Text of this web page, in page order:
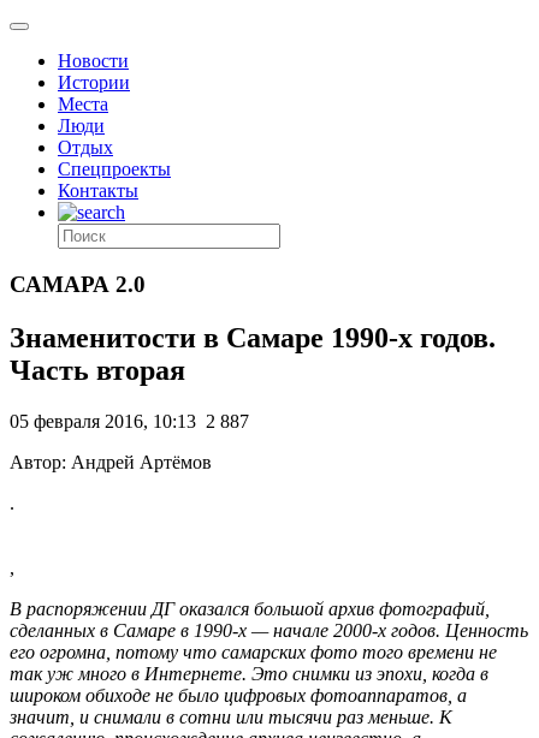
Новости
Истории
Места
Люди
Отдых
Спецпроекты
Контакты
САМАРА 2.0
Знаменитости в Самаре 1990-х годов.
Часть вторая
05 февраля 2016, 10:13 2 887
Автор: Андрей Артёмов
.
,
В распоряжении ДГ оказался большой архив фотографий,
сделанных в Самаре в 1990-х — начале 2000-х годов. Ценность
его огромна, потому что самарских фото того времени не
так уж много в Интернете. Это снимки из эпохи, когда в
широком обиходе не было цифровых фотоаппаратов, а
значит, и снимали в сотни или тысячи раз меньше. К